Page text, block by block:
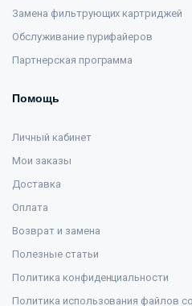
Замена фильтрующих картриджей
Обслуживание пурифайеров
Партнерская программа
Помощь
Личный кабинет
Мои заказы
Доставка
Оплата
Возврат и замена
Полезные статьи
Политика конфиденциальности
Политика использования файлов